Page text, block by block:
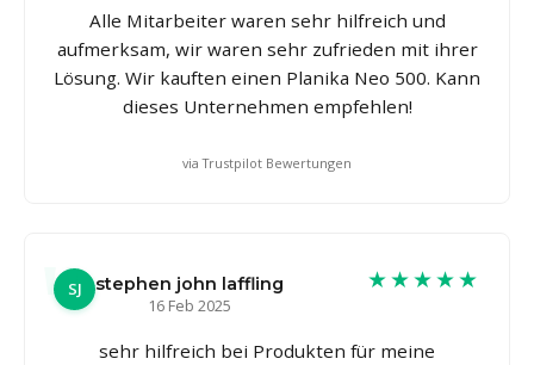
Alle Mitarbeiter waren sehr hilfreich und
aufmerksam, wir waren sehr zufrieden mit ihrer
Lösung. Wir kauften einen Planika Neo 500. Kann
dieses Unternehmen empfehlen!
via Trustpilot Bewertungen
SJ
stephen john laffling
16 Feb 2025
★★★★★
sehr hilfreich bei Produkten für meine